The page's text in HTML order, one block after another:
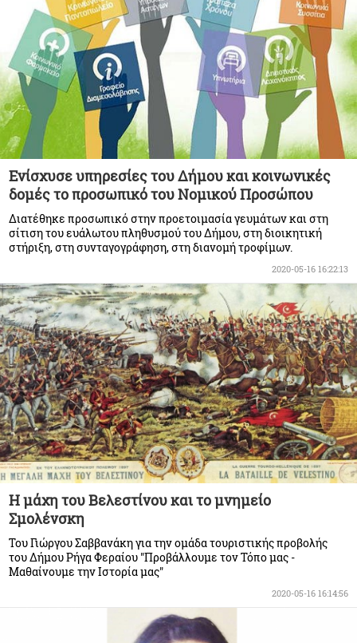
Ενίσχυσε υπηρεσίες του Δήμου και κοινωνικές
δομές το προσωπικό του Νομικού Προσώπου
Διατέθηκε προσωπικό στην προετοιμασία γευμάτων και στη
σίτιση του ευάλωτου πληθυσμού του Δήμου, στη διοικητική
στήριξη, στη συνταγογράφηση, στη διανομή τροφίμων.
2020-05-16 16:22:13
Η μάχη του Βελεστίνου και το μνημείο
Σμολένσκη
Του Γιώργου Σαββανάκη για την ομάδα τουριστικής προβολής
του Δήμου Ρήγα Φεραίου "Προβάλλουμε τον Τόπο μας -
Μαθαίνουμε την Ιστορία μας"
2020-05-16 16:14:56